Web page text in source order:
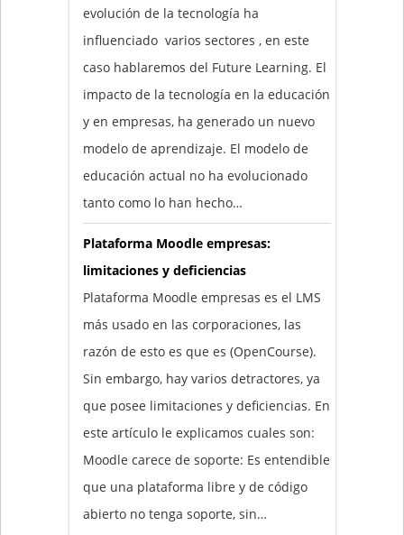
evolución de la tecnología ha
influenciado varios sectores , en este
caso hablaremos del Future Learning. El
impacto de la tecnología en la educación
y en empresas, ha generado un nuevo
modelo de aprendizaje. El modelo de
educación actual no ha evolucionado
tanto como lo han hecho…
Plataforma Moodle empresas:
limitaciones y deficiencias
Plataforma Moodle empresas es el LMS
más usado en las corporaciones, las
razón de esto es que es (OpenCourse).
Sin embargo, hay varios detractores, ya
que posee limitaciones y deficiencias. En
este artículo le explicamos cuales son:
Moodle carece de soporte: Es entendible
que una plataforma libre y de código
abierto no tenga soporte, sin…